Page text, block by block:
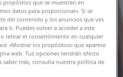
出し物
propósitos que se muestran en
datos para proporcionar». Si se
del contenido y los anuncios que ves
ti. Puedes volver a acceder a este
retirar el consentimiento en cualquier
«Mostrar los propósitos» que aparece
web. Tus opciones tendrán efecto
más, consulta nuestra política de